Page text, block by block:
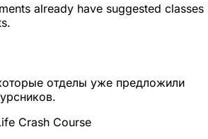
already have suggested classes
отделы уже предложили
Crash Course